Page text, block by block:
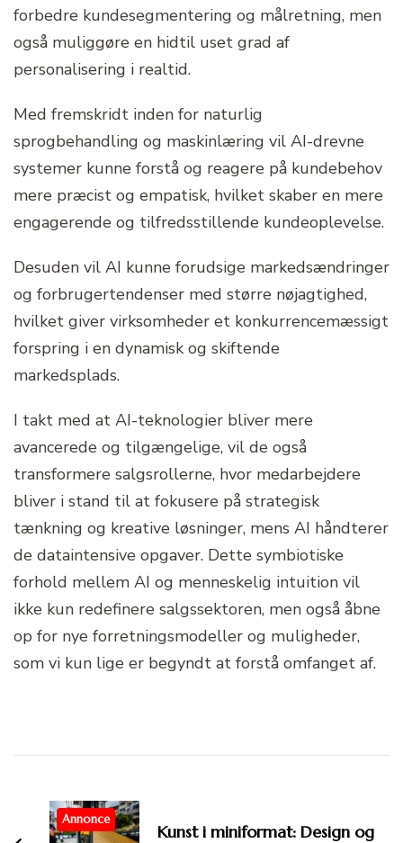
forbedre kundesegmentering og målretning, men
også muliggøre en hidtil uset grad af
personalisering i realtid.
Med fremskridt inden for naturlig
sprogbehandling og maskinlæring vil AI-drevne
systemer kunne forstå og reagere på kundebehov
mere præcist og empatisk, hvilket skaber en mere
engagerende og tilfredsstillende kundeoplevelse.
Desuden vil AI kunne forudsige markedsændringer
og forbrugertendenser med større nøjagtighed,
hvilket giver virksomheder et konkurrencemæssigt
forspring i en dynamisk og skiftende
markedsplads.
I takt med at AI-teknologier bliver mere
avancerede og tilgængelige, vil de også
transformere salgsrollerne, hvor medarbejdere
bliver i stand til at fokusere på strategisk
tænkning og kreative løsninger, mens AI håndterer
de dataintensive opgaver. Dette symbiotiske
forhold mellem AI og menneskelig intuition vil
ikke kun redefinere salgssektoren, men også åbne
op for nye forretningsmodeller og muligheder,
som vi kun lige er begyndt at forstå omfanget af.
Navigation
Annonce
Kunst i miniformat: Design og